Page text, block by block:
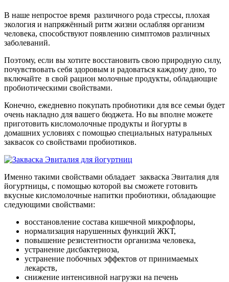
В наше непростое время различного рода стрессы, плохая
экология и напряжённый ритм жизни ослабляя организм
человека, способствуют появлению симптомов различных
заболеваний.
Поэтому, если вы хотите восстановить свою природную силу,
почувствовать себя здоровым и радоваться каждому дню, то
включайте в свой рацион молочные продукты, обладающие
пробиотическими свойствами.
Конечно, ежедневно покупать пробиотики для все семьи будет
очень накладно для вашего бюджета. Но вы вполне можете
приготовить кисломолочные продукты и йогурты в
домашних условиях с помощью специальных натуральных
заквасок со свойствами пробиотиков.
Именно такими свойствами обладает закваска Эвиталия для
йогуртницы, с помощью которой вы сможете готовить
вкусные кисломолочные напитки пробиотики, обладающие
следующими свойствами:
восстановление состава кишечной микрофлоры,
нормализация нарушенных функций ЖКТ,
повышение резистентности организма человека,
устранение дисбактериоза,
устранение побочных эффектов от принимаемых
лекарств,
снижение интенсивной нагрузки на печень